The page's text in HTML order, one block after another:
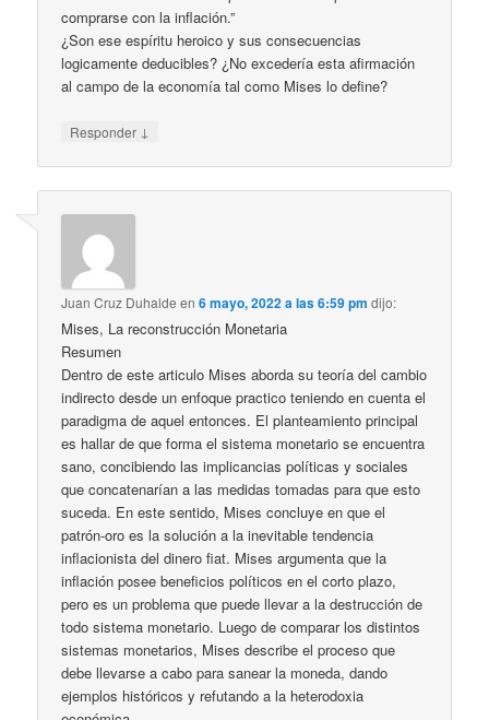
comprarse con la inflación.”
¿Son ese espíritu heroico y sus consecuencias
logicamente deducibles? ¿No excedería esta afirmación
al campo de la economía tal como Mises lo define?
Responder ↓
Juan Cruz Duhalde en6 mayo, 2022 a las 6:59 pm dijo:
Mises, La reconstrucción Monetaria
Resumen
Dentro de este articulo Mises aborda su teoría del cambio
indirecto desde un enfoque practico teniendo en cuenta el
paradigma de aquel entonces. El planteamiento principal
es hallar de que forma el sistema monetario se encuentra
sano, concibiendo las implicancias políticas y sociales
que concatenarían a las medidas tomadas para que esto
suceda. En este sentido, Mises concluye en que el
patrón-oro es la solución a la inevitable tendencia
inflacionista del dinero fiat. Mises argumenta que la
inflación posee beneficios políticos en el corto plazo,
pero es un problema que puede llevar a la destrucción de
todo sistema monetario. Luego de comparar los distintos
sistemas monetarios, Mises describe el proceso que
debe llevarse a cabo para sanear la moneda, dando
ejemplos históricos y refutando a la heterodoxia